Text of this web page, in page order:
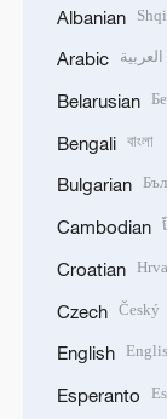
Albanian
Arabic العربية
Belarusian
Bengali বাংলা
Bulgarian
Cambodian
Croatian
Czech Český
English
Esperanto